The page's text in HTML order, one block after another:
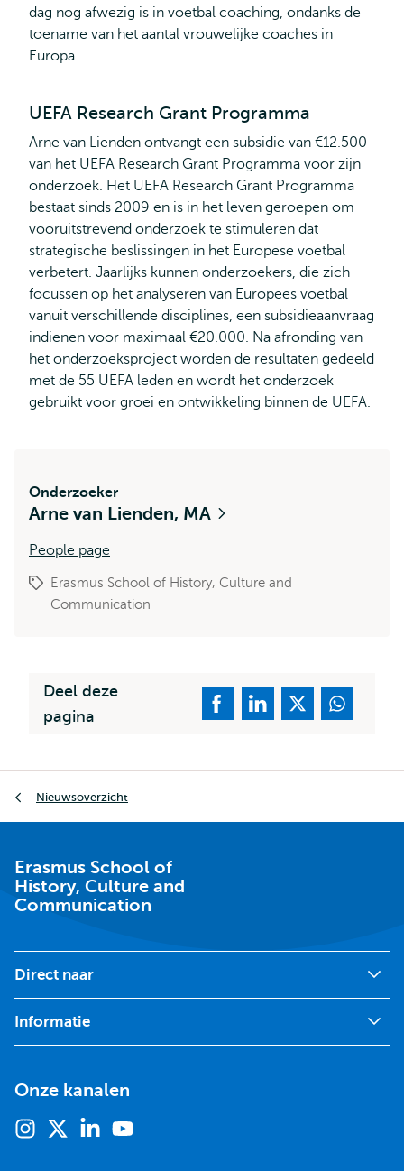
dag nog afwezig is in voetbal coaching, ondanks de
toename van het aantal vrouwelijke coaches in
Europa.
UEFA Research Grant Programma
Arne van Lienden ontvangt een subsidie van €12.500
van het UEFA Research Grant Programma voor zijn
onderzoek. Het UEFA Research Grant Programma
bestaat sinds 2009 en is in het leven geroepen om
vooruitstrevend onderzoek te stimuleren dat
strategische beslissingen in het Europese voetbal
verbetert. Jaarlijks kunnen onderzoekers, die zich
focussen op het analyseren van Europees voetbal
vanuit verschillende disciplines, een subsidieaanvraag
indienen voor maximaal €20.000. Na afronding van
het onderzoeksproject worden de resultaten gedeeld
met de 55 UEFA leden en wordt het onderzoek
gebruikt voor groei en ontwikkeling binnen de UEFA.
Onderzoeker
Arne van Lienden, MA
People page
Erasmus School of History, Culture and
Communication
Deel deze
pagina
Nieuwsoverzicht
Erasmus School of
History, Culture and
Communication
Direct naar
Informatie
Onze kanalen
Instagram Linkedin